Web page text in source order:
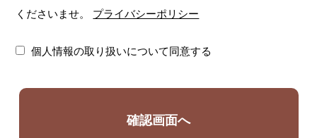
くださいませ。
プライバシーポリシー
個人情報の取り扱いについて同意する